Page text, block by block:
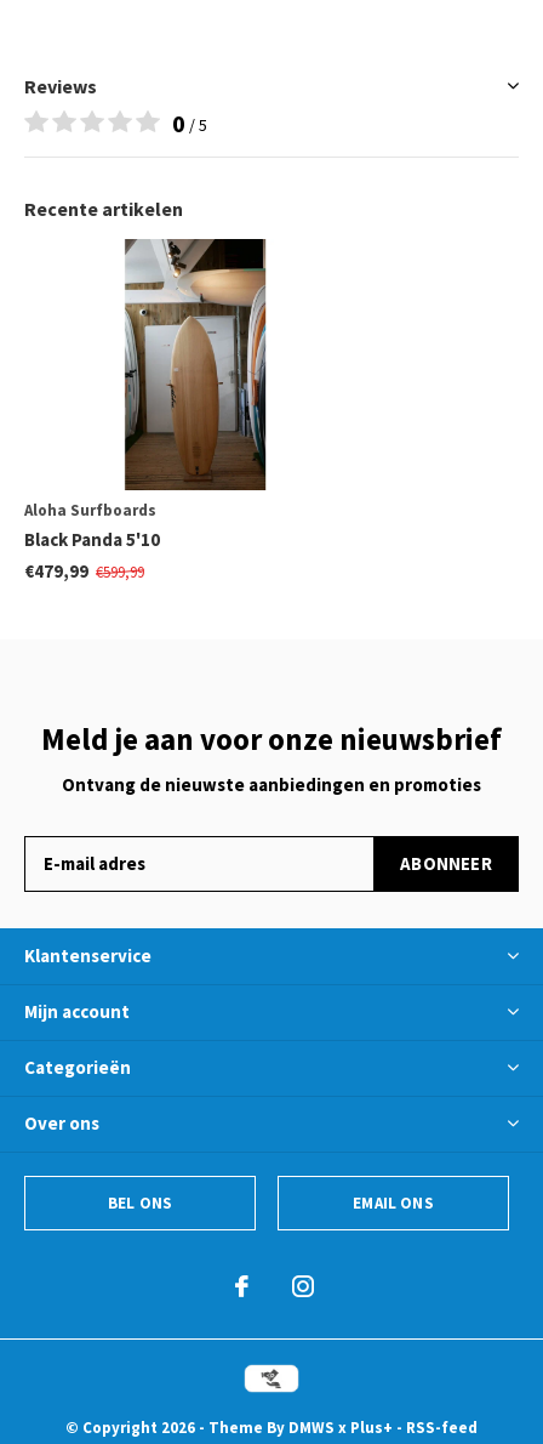
Reviews
0 / 5
Recente artikelen
Aloha Surfboards
Black Panda 5'10
€479,99 €599,99
Meld je aan voor onze nieuwsbrief
Ontvang de nieuwste aanbiedingen en promoties
ABONNEER
Klantenservice
Mijn account
Categorieën
Over ons
BEL ONS EMAIL ONS
© Copyright 2026 - Theme By DMWS x Plus+ - RSS-feed